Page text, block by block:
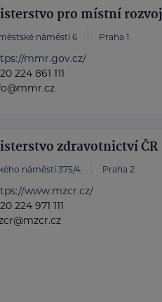
pro místní rozvoj
náměstí 6 Praha 1
mmr.gov.cz/
224 861 111
zdravotnictví ČR
náměstí 375/4 Praha 2
www.mzcr.cz/
224 971 111